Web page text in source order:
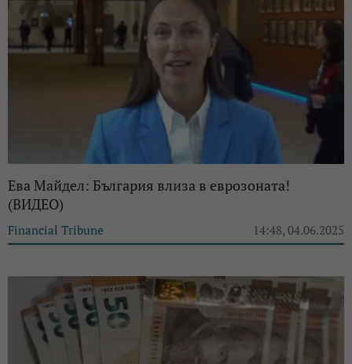
Ева Майдел: България влиза в еврозоната!
(ВИДЕО)
Financial Tribune 14:48, 04.06.2025